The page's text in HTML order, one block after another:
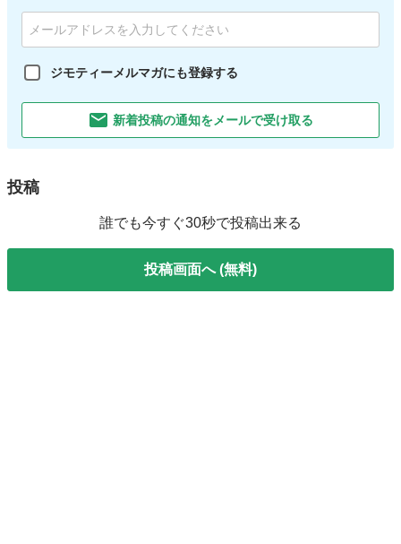
ジモティーメルマガにも登録する
新着投稿の通知をメールで受け取る
投稿
誰でも今すぐ30秒で投稿出来る
投稿画面へ (無料)